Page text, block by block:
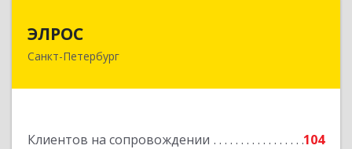
ЭЛРОС
Санкт-Петербург
Клиентов на сопровождении
104
191024, Санкт-Петербург г, Тележная ул, дом №